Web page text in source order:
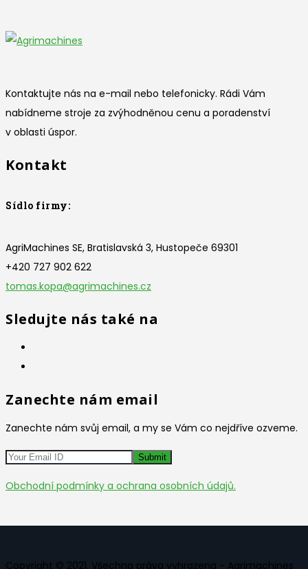
Kontaktujte nás na e-mail nebo telefonicky. Rádi Vám
nabídneme stroje za zvýhodněnou cenu a poradenství
v oblasti úspor.
Kontakt
Sídlo firmy:
AgriMachines SE, Bratislavská 3, Hustopeče 69301
+420 727 902 622
tomas.kopa@agrimachines.cz
Sledujte nás také na
Zanechte nám email
Zanechte nám svůj email, a my se Vám co nejdříve ozveme.
Obchodní podmínky a ochrana osobních údajů.
Copyright © 2021. Všechna práva vyhrazena - Agrimachines